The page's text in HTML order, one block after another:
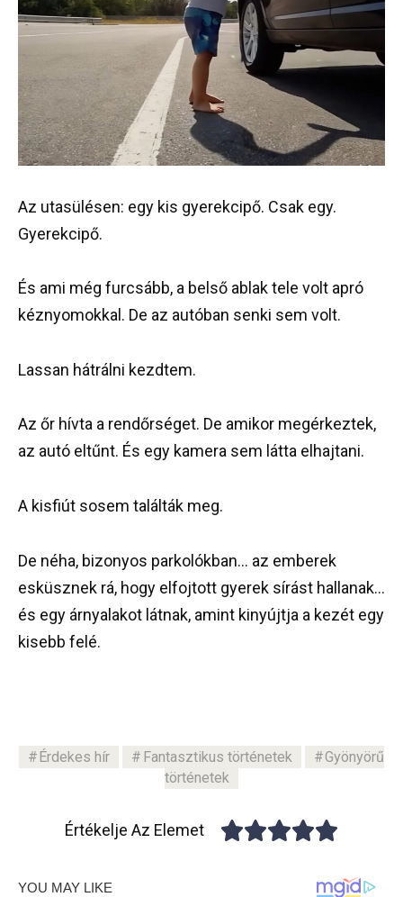
Az utasülésen: egy kis gyerekcipő. Csak egy.
Gyerekcipő.
És ami még furcsább, a belső ablak tele volt apró
kéznyomokkal. De az autóban senki sem volt.
Lassan hátrálni kezdtem.
Az őr hívta a rendőrséget. De amikor megérkeztek,
az autó eltűnt. És egy kamera sem látta elhajtani.
A kisfiút sosem találták meg.
De néha, bizonyos parkolókban… az emberek
esküsznek rá, hogy elfojtott gyerek sírást hallanak…
és egy árnyalakot látnak, amint kinyújtja a kezét egy
kisebb felé.
Érdekes hír Fantasztikus történetek
Gyönyörű
történetek
Értékelje Az Elemet